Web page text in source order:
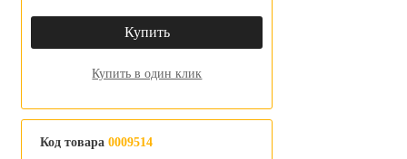
Купить
Купить в один клик
Код товара0009514